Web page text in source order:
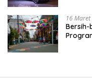
16
Bersih-